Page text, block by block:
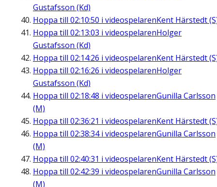
Gustafsson (Kd)
Hoppa till 02:10:50 i videospelarenKent Härstedt
Hoppa till 02:13:03 i videospelarenHolger
Gustafsson (Kd)
Hoppa till 02:14:26 i videospelarenKent Härstedt
Hoppa till 02:16:26 i videospelarenHolger
Gustafsson (Kd)
Hoppa till 02:18:48 i videospelarenGunilla Carlsson
(M)
Hoppa till 02:36:21 i videospelarenKent Härstedt
Hoppa till 02:38:34i videospelarenGunilla Carlsson
(M)
Hoppa till 02:40:31 i videospelarenKent Härstedt
Hoppa till 02:42:39 i videospelarenGunilla Carlsson
(M)